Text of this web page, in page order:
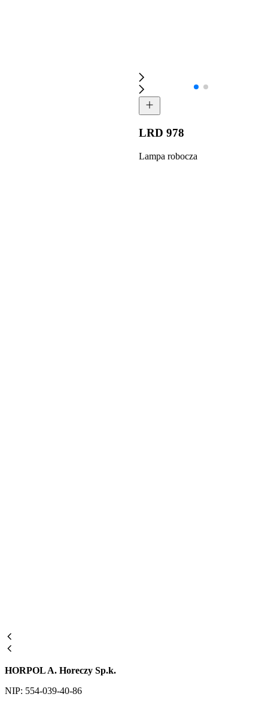
LRD 978
Lampa robocza
HORPOL A. Horeczy Sp.k.
NIP: 554-039-40-86